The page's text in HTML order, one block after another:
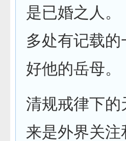
是已婚之人
多处有记载
好他的岳母。
清规戒律下
来是外界关